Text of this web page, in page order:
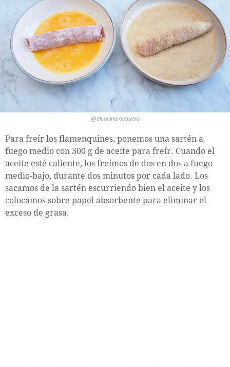
@elcocinerocasero
Para freír los flamenquines, ponemos una sartén a
fuego medio con 300 g de aceite para freír. Cuando el
aceite esté caliente, los freímos de dos en dos a fuego
medio-bajo, durante dos minutos por cada lado. Los
sacamos de la sartén escurriendo bien el aceite y los
colocamos sobre papel absorbente para eliminar el
exceso de grasa.